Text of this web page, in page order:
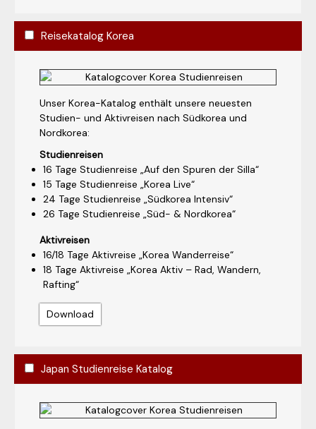
Reisekatalog Korea
Unser Korea-Katalog enthält unsere neuesten
Studien- und Aktivreisen nach Südkorea und
Nordkorea:
Studienreisen
16 Tage Studienreise „Auf den Spuren der Silla“
15 Tage Studienreise „Korea Live“
24 Tage Studienreise „Südkorea Intensiv“
26 Tage Studienreise „Süd- & Nordkorea“
Aktivreisen
16/18 Tage Aktivreise „Korea Wanderreise“
18 Tage Aktivreise „Korea Aktiv – Rad, Wandern,
Rafting“
Download
Japan Studienreise Katalog